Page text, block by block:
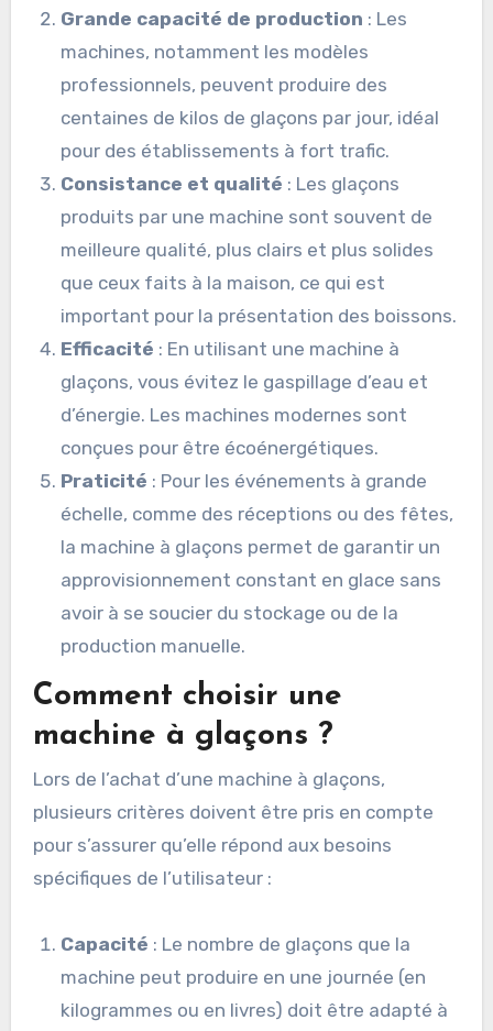
Grande capacité de production : Les
machines, notamment les modèles
professionnels, peuvent produire des
centaines de kilos de glaçons par jour, idéal
pour des établissements à fort trafic.
Consistance et qualité : Les glaçons
produits par une machine sont souvent de
meilleure qualité, plus clairs et plus solides
que ceux faits à la maison, ce qui est
important pour la présentation des boissons.
Efficacité : En utilisant une machine à
glaçons, vous évitez le gaspillage d’eau et
d’énergie. Les machines modernes sont
conçues pour être écoénergétiques.
Praticité : Pour les événements à grande
échelle, comme des réceptions ou des fêtes,
la machine à glaçons permet de garantir un
approvisionnement constant en glace sans
avoir à se soucier du stockage ou de la
production manuelle.
Comment choisir une
machine à glaçons ?
Lors de l’achat d’une machine à glaçons,
plusieurs critères doivent être pris en compte
pour s’assurer qu’elle répond aux besoins
spécifiques de l’utilisateur :
Capacité : Le nombre de glaçons que la
machine peut produire en une journée (en
kilogrammes ou en livres) doit être adapté à